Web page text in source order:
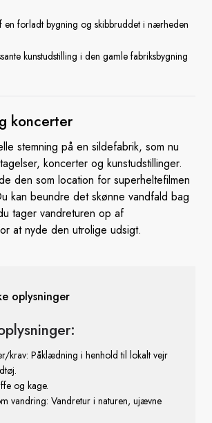
en forladt bygning og skibbruddet i nærheden
kunstudstilling i den gamle fabriksbygning
koncerter
stemning på en sildefabrik, som nu
koncerter og kunstudstillinger.
den som location for superheltefilmen
kan beundre det skønne vandfald bag
tager vandreturen op af
at nyde den utrolige udsigt.
oplysninger
krav: Påklædning i henhold til lokalt vejr
og kage.
vandring: Vandretur i naturen, ujævne